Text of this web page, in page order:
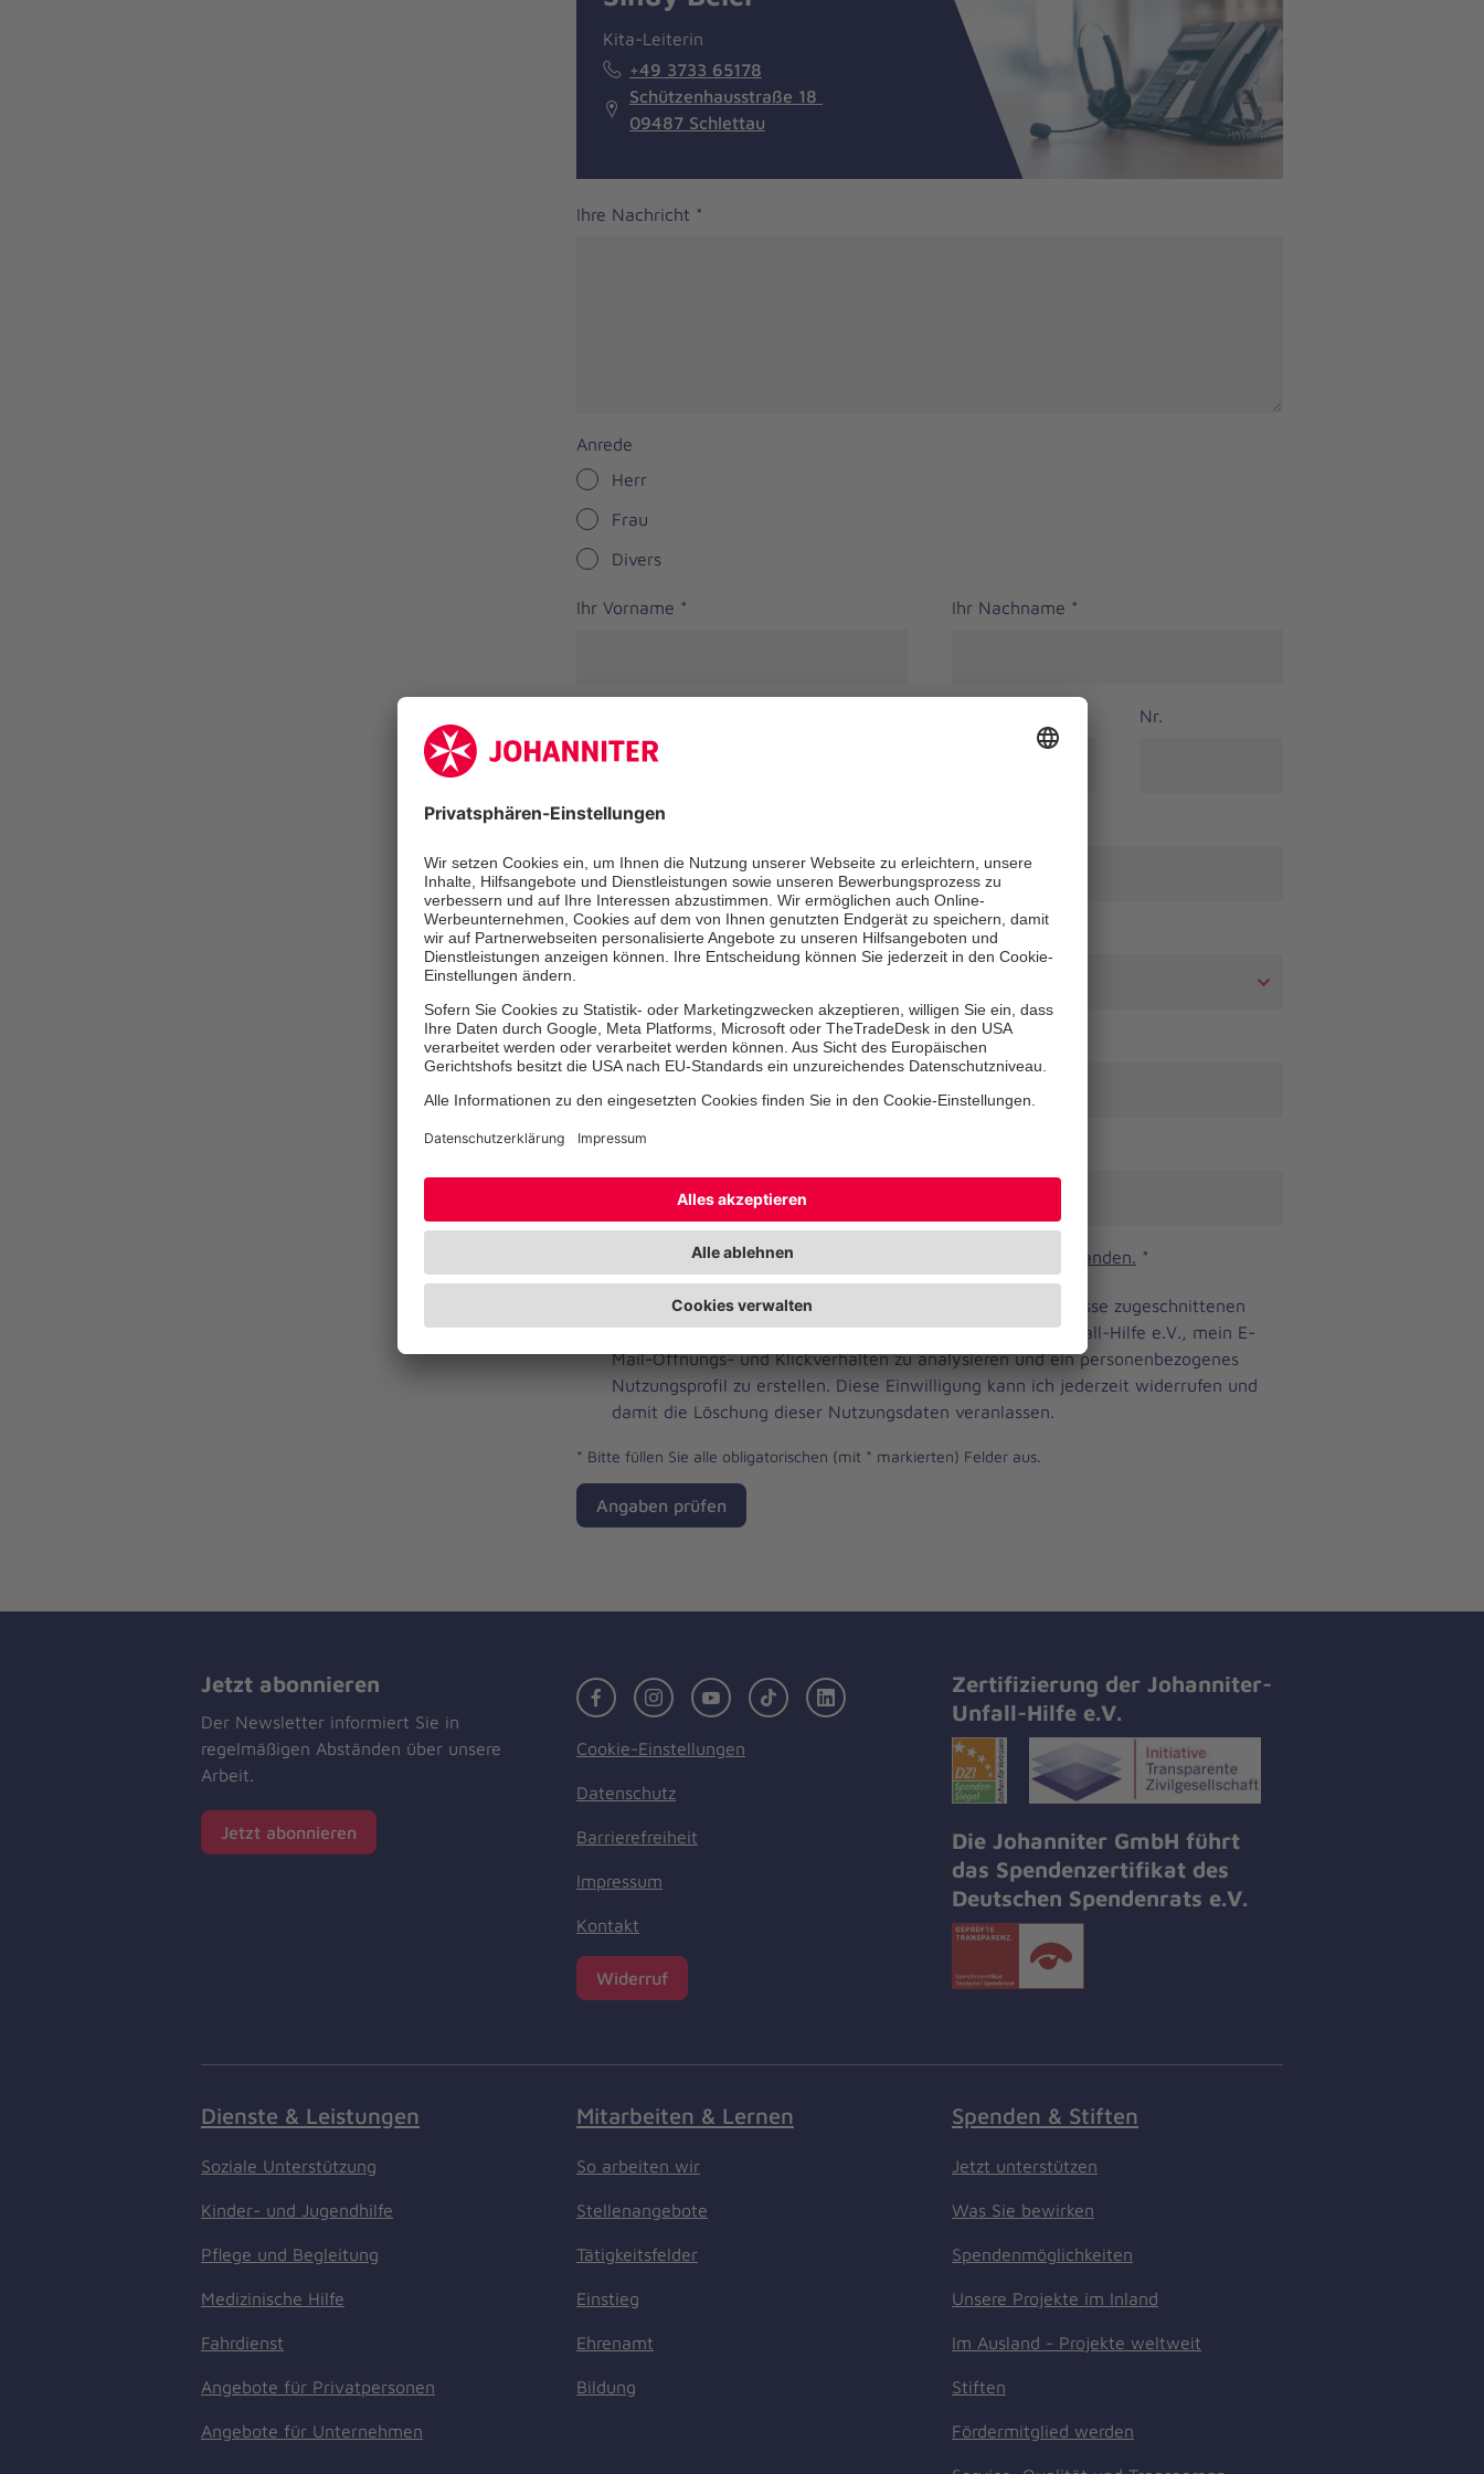
Kita-Leiterin
+49 3733 65178
Schützenhausstraße 18
09487 Schlettau
Ihre Nachricht *
Anrede
Herr
Frau
Divers
Ihr Vorname * Ihr Nachname *
Nr.
PLZ*
Bundesland
Telefonnummer
Ihre E-Mail-Adresse
Ich habe die Datenschutzbestimmungen gelesen und verstanden. *
Brevo
Newsletter
Checkbox
Ja, ich möchte einen individuellen und auf meine Bedürfnisse zugeschnittenen
Newsletter erhalten. Dafür erlaube ich der Johanniter-Unfall-Hilfe e.V., mein E-
Mail-Öffnungs- und Klickverhalten zu analysieren und ein personenbezogenes
Nutzungsprofil zu erstellen. Diese Einwilligung kann ich jederzeit widerrufen und
damit die Löschung dieser Nutzungsdaten veranlassen.
* Bitte füllen Sie alle obligatorischen (mit * markierten) Felder aus.
Angaben prüfen
Jetzt abonnieren
Der Newsletter informiert Sie in
regelmäßigen Abständen über unsere
Arbeit.
Jetzt abonnieren
FacebookInstagramYoutubeTikTok LinkedIn
Cookie-Einstellungen
Datenschutz
Barrierefreiheit
Impressum
Kontakt
Widerruf
Zertifizierung der Johanniter-
Unfall-Hilfe e.V.
Die Johanniter GmbH führt
das Spendenzertifikat des
Deutschen Spendenrats e.V.
Dienste & Leistungen
Soziale Unterstützung
Kinder- und Jugendhilfe
Pflege und Begleitung
Medizinische Hilfe
Fahrdienst
Angebote für Privatpersonen
Angebote für Unternehmen
Mitarbeiten & Lernen
So arbeiten wir
Stellenangebote
Tätigkeitsfelder
Einstieg
Ehrenamt
Bildung
Spenden & Stiften
Jetzt unterstützen
Was Sie bewirken
Spendenmöglichkeiten
Unsere Projekte im Inland
Im Ausland - Projekte weltweit
Stiften
Fördermitglied werden